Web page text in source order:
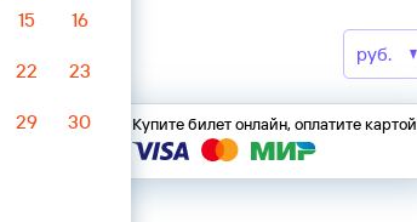
Купите билет онлайн, оплатите картой
15 16
22 23
29 30